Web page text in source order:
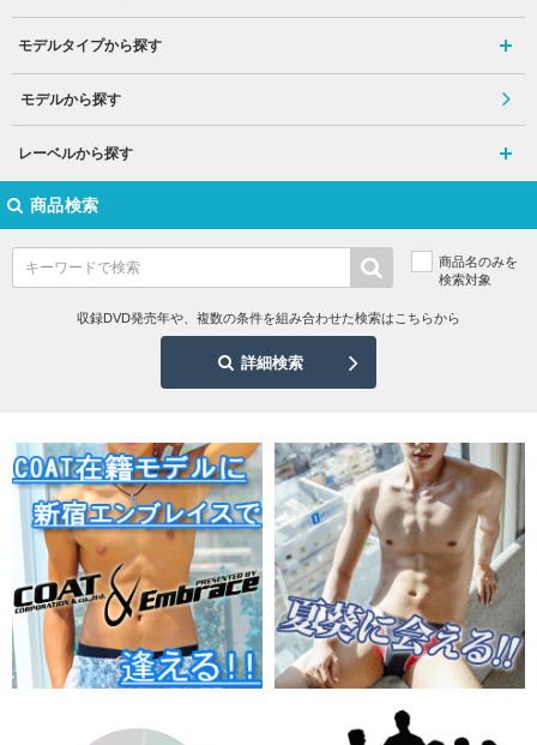
モデルタイプから探す
モデルから探す
レーベルから探す
商品検索
商品名のみを
検索対象
収録DVD発売年や、複数の条件を組み合わせた検索はこちらから
詳細検索